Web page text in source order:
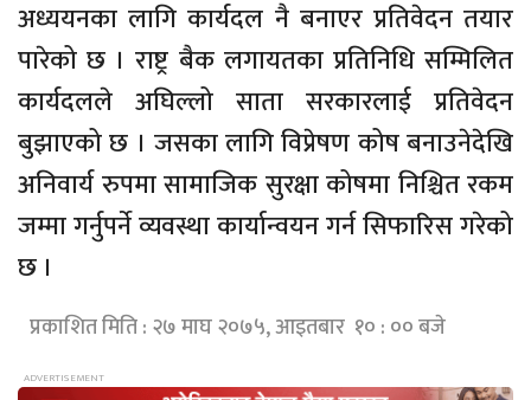
अध्ययनका लागि कार्यदल नै बनाएर प्रतिवेदन तयार
पारेको छ । राष्ट्र बैक लगायतका प्रतिनिधि सम्मिलित
कार्यदलले अघिल्लो साता सरकारलाई प्रतिवेदन
बुझाएको छ । जसका लागि विप्रेषण कोष बनाउनेदेखि
अनिवार्य रुपमा सामाजिक सुरक्षा कोषमा निश्चित रकम
जम्मा गर्नुपर्ने व्यवस्था कार्यान्वयन गर्न सिफारिस गरेको
छ ।
प्रकाशित मिति : २७ माघ २०७५, आइतबार १० : ०० बजे